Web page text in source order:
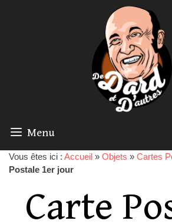
Menu
Vous êtes ici : Accueil » Objets » Cartes
Postale 1er jour
Carte